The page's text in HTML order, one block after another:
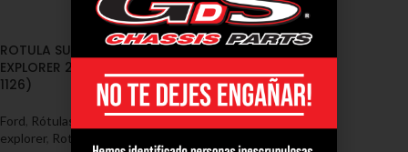
ROTULA SUPERIOR FORD
EXPLORER 2002/2006 (04-
1126)
Ford Rótulas - Ford,Rotulas ford
explorer, Rotulas ford ranger